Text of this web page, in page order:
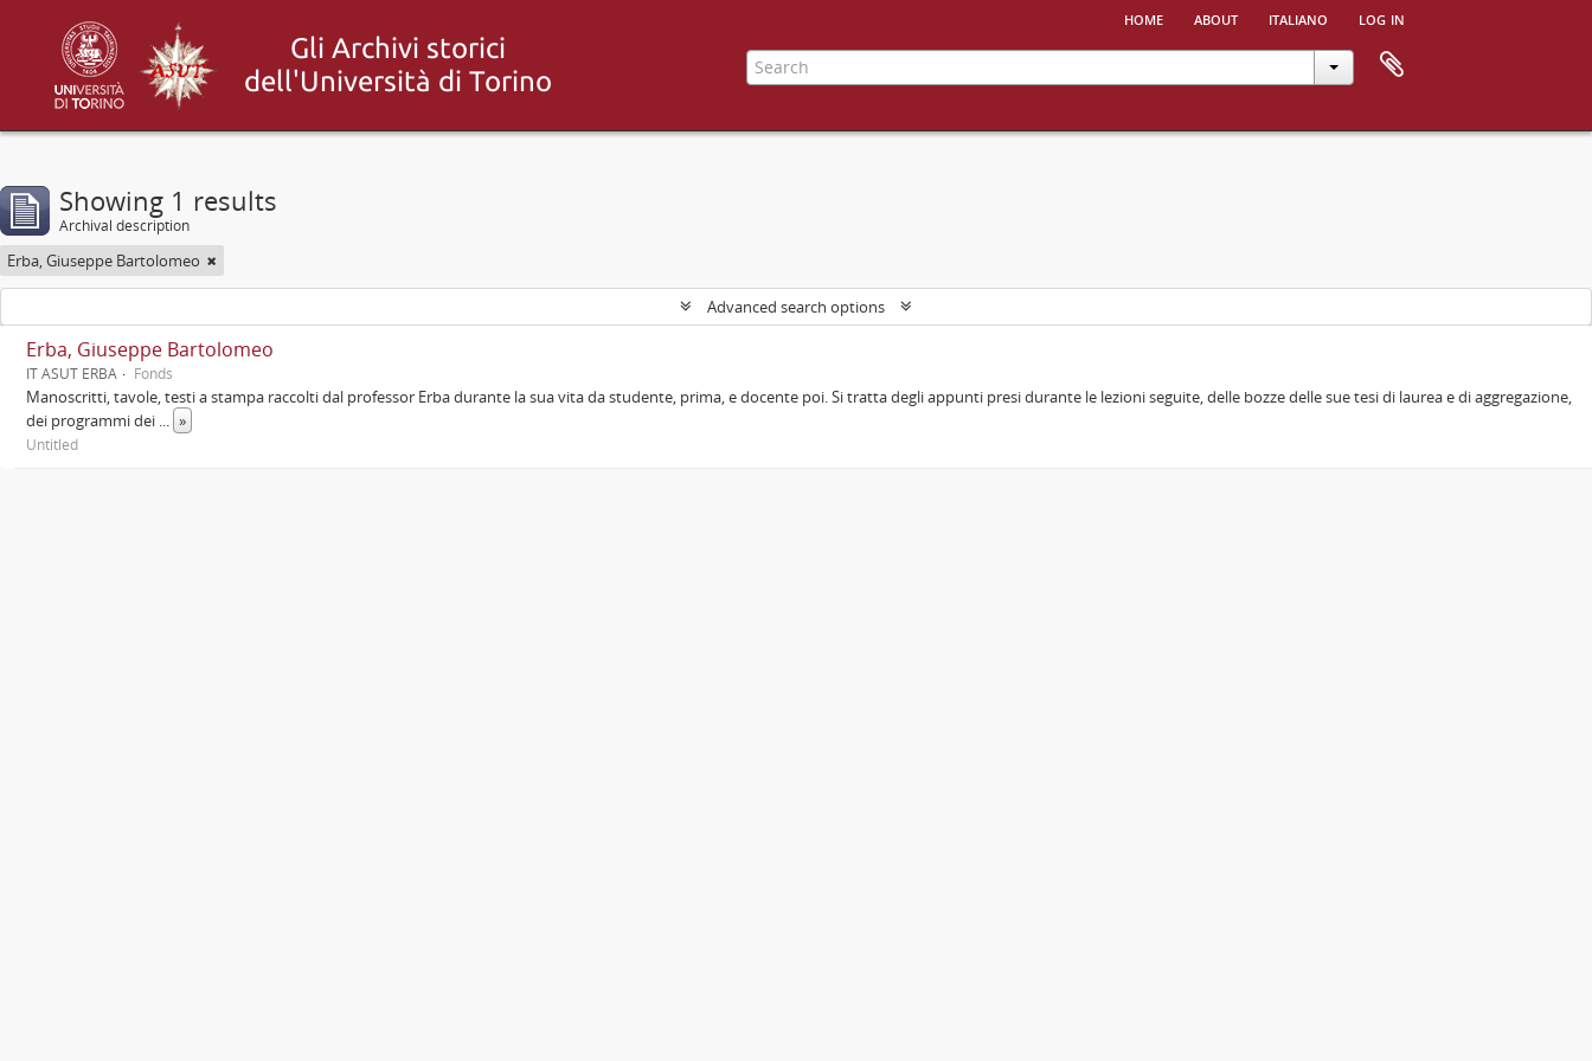
home about italiano log in
Showing 1 results
Archival description
Erba, Giuseppe Bartolomeo
Advanced search options
Erba, Giuseppe Bartolomeo
IT ASUT ERBA Fonds
Manoscritti, tavole, testi a stampa raccolti dal professor Erba durante la sua vita da studente, prima, e docente poi. Si tratta degli appunti presi durante le lezioni seguite, delle bozze delle sue tesi di laurea e di aggregazione,
dei programmi dei ... »
Untitled